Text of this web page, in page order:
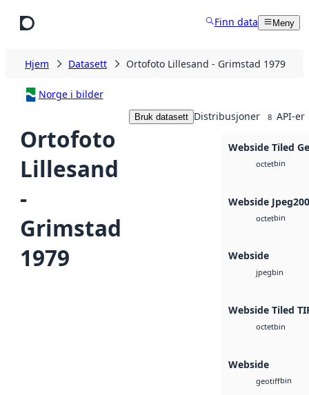
Finn data Meny
Hjem Datasett Ortofoto Lillesand - Grimstad 1979
Norge i bilder
Ortofoto
Lillesand
-
Grimstad
1979
Bruk datasett Distribusjoner 8 API-er
Webside Tiled
octetbin
Webside
octetbin
Webside
jpegbin
Webside Tiled
octetbin
Webside
geotiffbin